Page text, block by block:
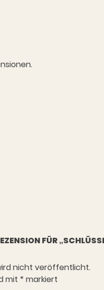
FÜR
nicht veröffentlicht.
mit * markiert